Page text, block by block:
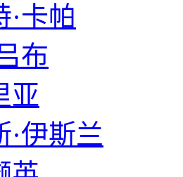
·卡帕
布
亚
·伊斯兰